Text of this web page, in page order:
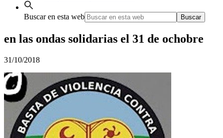
Buscar en esta web
en las ondas solidarias el 31 de ochobre
31/10/2018